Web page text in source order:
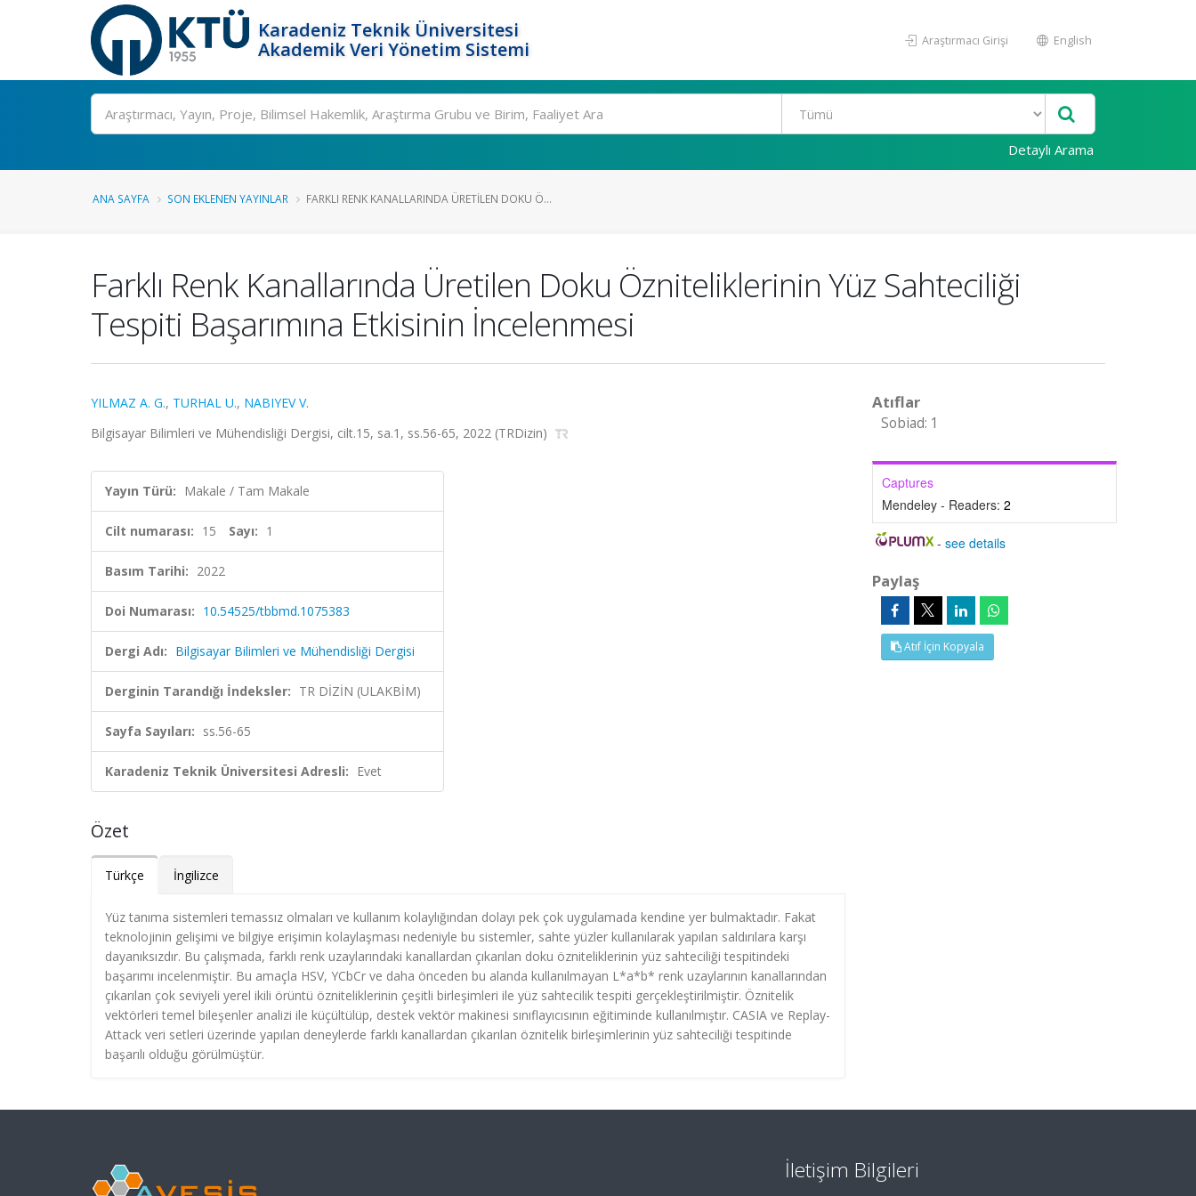
Karadeniz Teknik Üniversitesi
Akademik Veri Yönetim Sistemi
Araştırmacı Girişi English
Ara
Detaylı Arama
ANA SAYFA SON EKLENEN YAYINLAR FARKLI RENK KANALLARINDA ÜRETILEN DOKU Ö...
Farklı Renk Kanallarında Üretilen Doku Özniteliklerinin Yüz Sahteciliği
Tespiti Başarımına Etkisinin İncelenmesi
YILMAZ A. G., TURHAL U., NABIYEV V.
Bilgisayar Bilimleri ve Mühendisliği Dergisi, cilt.15, sa.1, ss.56-65, 2022 (TRDizin)
Yayın Türü: Makale / Tam Makale
Cilt numarası: 15 Sayı: 1
Basım Tarihi: 2022
Doi Numarası: 10.54525/tbbmd.1075383
Dergi Adı: Bilgisayar Bilimleri ve Mühendisliği Dergisi
Derginin Tarandığı İndeksler: TR DİZİN (ULAKBİM)
Sayfa Sayıları: ss.56-65
Karadeniz Teknik Üniversitesi Adresli: Evet
Özet
Türkçe İngilizce
Yüz tanıma sistemleri temassız olmaları ve kullanım kolaylığından dolayı pek çok uygulamada kendine yer bulmaktadır. Fakat
teknolojinin gelişimi ve bilgiye erişimin kolaylaşması nedeniyle bu sistemler, sahte yüzler kullanılarak yapılan saldırılara karşı
dayanıksızdır. Bu çalışmada, farklı renk uzaylarındaki kanallardan çıkarılan doku özniteliklerinin yüz sahteciliği tespitindeki
başarımı incelenmiştir. Bu amaçla HSV, YCbCr ve daha önceden bu alanda kullanılmayan L*a*b* renk uzaylarının kanallarından
çıkarılan çok seviyeli yerel ikili örüntü özniteliklerinin çeşitli birleşimleri ile yüz sahtecilik tespiti gerçekleştirilmiştir. Öznitelik
vektörleri temel bileşenler analizi ile küçültülüp, destek vektör makinesi sınıflayıcısının eğitiminde kullanılmıştır. CASIA ve Replay-
Attack veri setleri üzerinde yapılan deneylerde farklı kanallardan çıkarılan öznitelik birleşimlerinin yüz sahteciliği tespitinde
başarılı olduğu görülmüştür.
Atıflar
Sobiad: 1
Captures
Mendeley - Readers: 2
-see details
Paylaş
Atıf İçin Kopyala
İletişim Bilgileri